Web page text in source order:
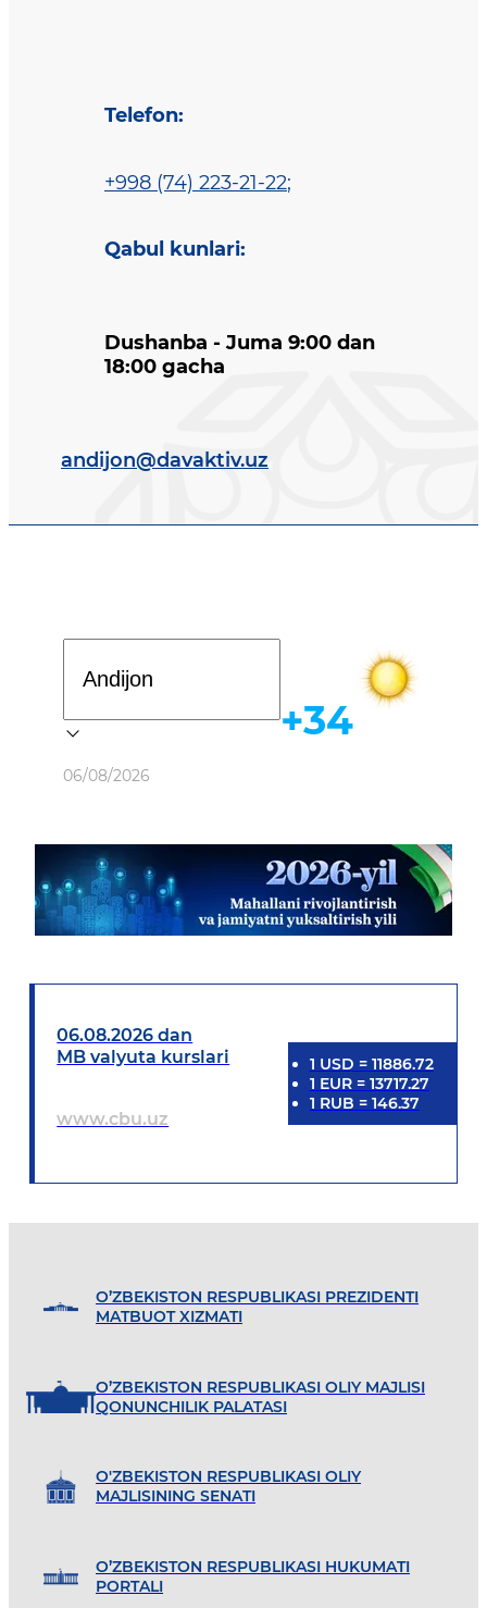
Telefon:
+998 (74) 223-21-22;
Qabul kunlari:
Dushanba - Juma 9:00 dan
18:00 gacha
andijon@davaktiv.uz
Ob-havo
06/08/2026
+34
06.08.2026 dan
MB valyuta kurslari
www.cbu.uz
1 USD = 11886.72
1 EUR= 13717.27
1 RUB = 146.37
O’ZBEKISTON RESPUBLIKASI PREZIDENTI
MATBUOT XIZMATI
O’ZBEKISTON RESPUBLIKASI OLIY MAJLISI
QONUNCHILIK PALATASI
O'ZBEKISTON RESPUBLIKASI OLIY
MAJLISINING SENATI
O’ZBEKISTON RESPUBLIKASI HUKUMATI
PORTALI